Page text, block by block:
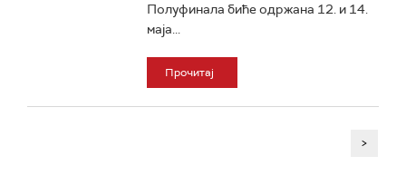
Полуфинала биће одржана 12. и 14.
маја...
Прочитај
>